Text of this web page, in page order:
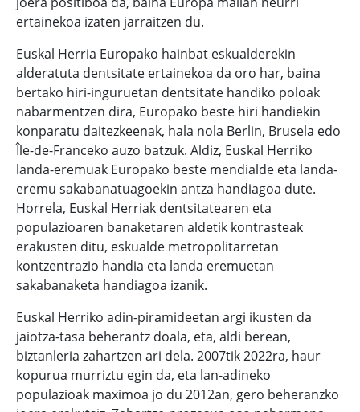
ertainekoa izaten jarraitzen du.
Euskal Herria Europako hainbat eskualderekin
alderatuta dentsitate ertainekoa da oro har, baina
bertako hiri-inguruetan dentsitate handiko poloak
nabarmentzen dira, Europako beste hiri handiekin
konparatu daitezkeenak, hala nola Berlin, Brusela edo
Île-de-Franceko auzo batzuk. Aldiz, Euskal Herriko
landa-eremuak Europako beste mendialde eta landa-
eremu sakabanatuagoekin antza handiagoa dute.
Horrela, Euskal Herriak dentsitatearen eta
populazioaren banaketaren aldetik kontrasteak
erakusten ditu, eskualde metropolitarretan
kontzentrazio handia eta landa eremuetan
sakabanaketa handiagoa izanik.
Euskal Herriko adin-piramideetan argi ikusten da
jaiotza-tasa beherantz doala, eta, aldi berean,
biztanleria zahartzen ari dela. 2007tik 2022ra, haur
kopurua murriztu egin da, eta lan-adineko
populazioak maximoa jo du 2012an, gero beheranzko